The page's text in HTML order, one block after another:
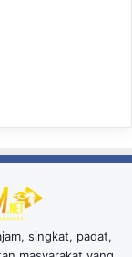
singkat, padat,